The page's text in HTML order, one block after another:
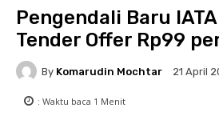
Pengendali Baru
Tender Offer Rp99
By Komarudin Mochtar 21 April
: Waktu baca 1 Menit